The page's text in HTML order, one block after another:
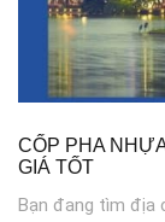
CỐP PHA
GIÁ TỐT
Bạn đang tìm địa